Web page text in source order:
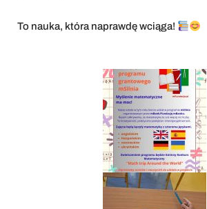
To nauka, która naprawdę wciąga!